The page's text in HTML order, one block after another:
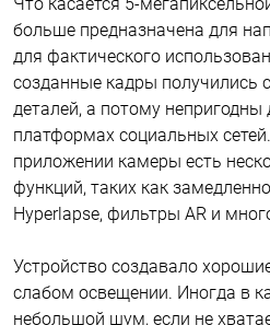
больше предназначена для
для фактического
созданные кадры получились
деталей, а потому
платформах социальных
приложении камеры есть
функций, таких как
Hyperlapse, фильтры AR и
Устройство создавало
слабом освещении. Иногда в
небольшой шум, если не